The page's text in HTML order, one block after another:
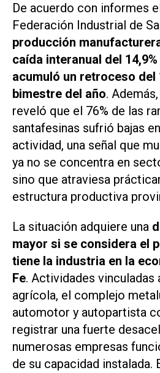
De acuerdo con informes
Federación Industrial de
producción
caída interanual del
acumuló un retroceso del
bimestre del año.
reveló que el 76% de las
santafesinas sufrió bajas
actividad, una señal que
ya no se concentra en
sino que atraviesa
estructura productiva
La situación adquiere una
mayor si se considera el
tiene la industria en la
Fe. Actividades vinculadas
agrícola, el complejo
automotor y autopartista
registrar una fuerte
numerosas empresas
de su capacidad instalada.